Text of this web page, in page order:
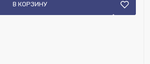
В КОРЗИНУ